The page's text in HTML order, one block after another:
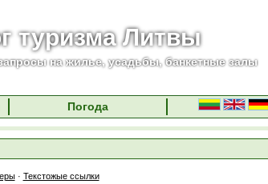
туризма Литвы
на жилье, усадьбы, банкетные залы
Погода
· Текстожые ссылки